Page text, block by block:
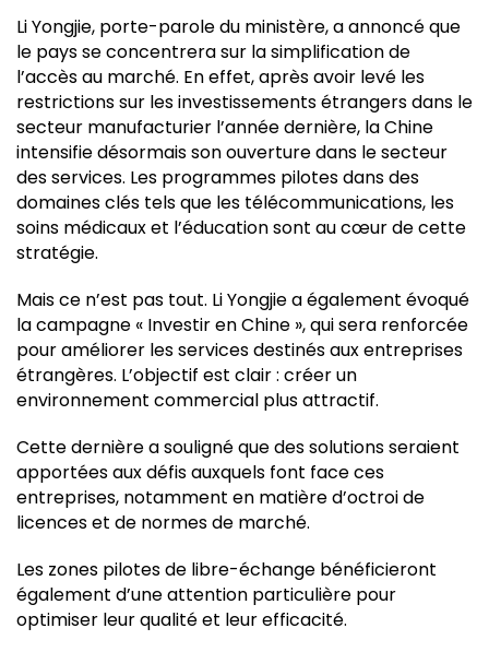
Li Yongjie, porte-parole du ministère, a annoncé que
le pays se concentrera sur la simplification de
l’accès au marché. En effet, après avoir levé les
restrictions sur les investissements étrangers dans le
secteur manufacturier l’année dernière, la Chine
intensifie désormais son ouverture dans le secteur
des services. Les programmes pilotes dans des
domaines clés tels que les télécommunications, les
soins médicaux et l’éducation sont au cœur de cette
stratégie.
Mais ce n’est pas tout. Li Yongjie a également évoqué
la campagne « Investir en Chine », qui sera renforcée
pour améliorer les services destinés aux entreprises
étrangères. L’objectif est clair : créer un
environnement commercial plus attractif.
Cette dernière a souligné que des solutions seraient
apportées aux défis auxquels font face ces
entreprises, notamment en matière d’octroi de
licences et de normes de marché.
Les zones pilotes de libre-échange bénéficieront
également d’une attention particulière pour
optimiser leur qualité et leur efficacité.